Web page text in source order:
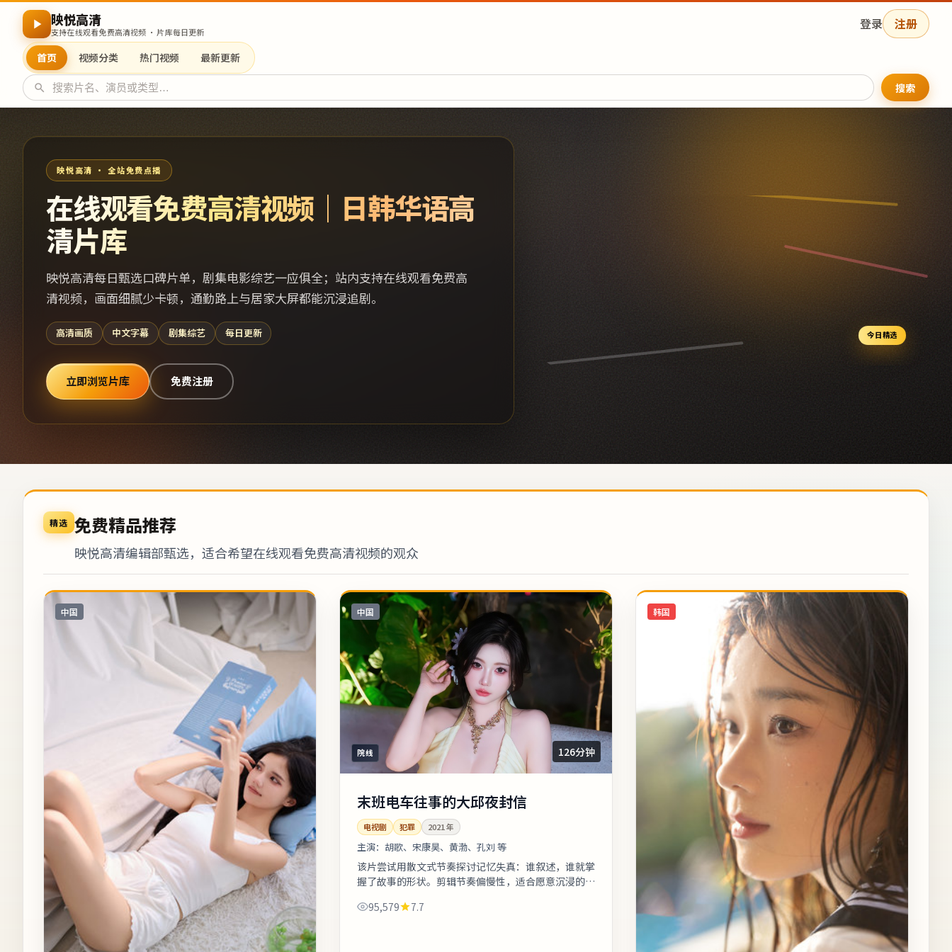
映悦高清
支持在线观看免费高清视频 · 片库每日更新 登录 注册
首页 视频分类 热门视频 最新更新
搜索
映悦高清 · 全站免费点播
在线观看免费高清视频｜日韩华语高
清片库
映悦高清每日甄选口碑片单，剧集电影综艺一应俱全；站内支持在线观看免费高
清视频，画面细腻少卡顿，通勤路上与居家大屏都能沉浸追剧。
高清画质 中文字幕 剧集综艺 每日更新
立即浏览片库 免费注册
今日精选
精选 免费精品推荐
映悦高清编辑部甄选，适合希望在线观看免费高清视频的观众
中国 中国
院线 126分钟
末班电车往事的大邱夜封信
电视剧 犯罪 2021年
主演： 胡歌、宋康昊、黄渤、孔刘 等
该片尝试用散文式节奏探讨记忆失真：谁叙述，谁就掌
握了故事的形状。剪辑节奏偏慢性，适合愿意沉浸的观
多为实景拍摄，旅行爱好者可按图索...
95,579 7.7
韩国